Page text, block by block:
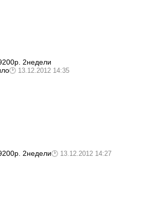
2недели
13.12.2012 14:35
2недели
13.12.2012 14:27